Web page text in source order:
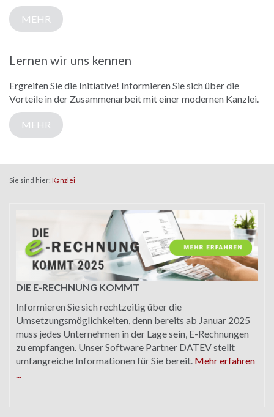
MEHR
Lernen wir uns kennen
Ergreifen Sie die Initiative! Informieren Sie sich über die
Vorteile in der Zusammenarbeit mit einer modernen Kanzlei.
MEHR
Sie sind hier: Kanzlei
DIE E-RECHNUNG KOMMT
Informieren Sie sich rechtzeitig über die
Umsetzungsmöglichkeiten, denn bereits ab Januar 2025
muss jedes Unternehmen in der Lage sein, E-Rechnungen
zu empfangen. Unser Software Partner DATEV stellt
umfangreiche Informationen für Sie bereit. Mehr erfahren